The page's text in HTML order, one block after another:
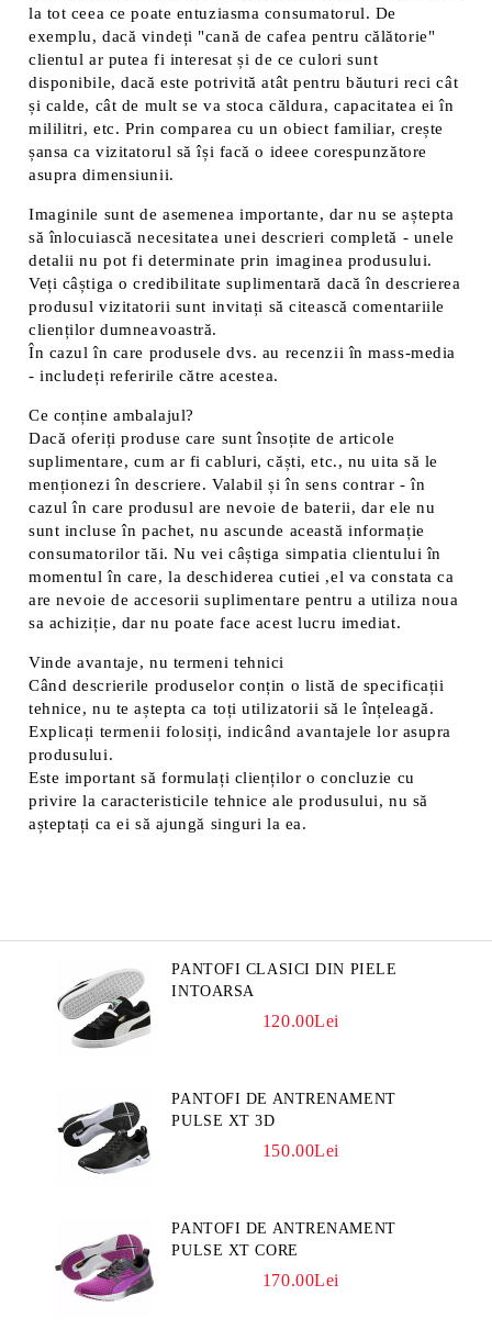
la tot ceea ce poate entuziasma consumatorul. De
exemplu, dacă vindeți "cană de cafea pentru călătorie"
clientul ar putea fi interesat și de ce culori sunt
disponibile, dacă este potrivită atât pentru băuturi reci cât
și calde, cât de mult se va stoca căldura, capacitatea ei în
mililitri, etc. Prin comparea cu un obiect familiar, crește
șansa ca vizitatorul să își facă o ideee corespunzătore
asupra dimensiunii.
Imaginile sunt de asemenea importante, dar nu se aștepta
să înlocuiască necesitatea unei descrieri completă - unele
detalii nu pot fi determinate prin imaginea produsului.
Veți câștiga o credibilitate suplimentară dacă în descrierea
produsul vizitatorii sunt invitați să citească comentariile
clienților dumneavoastră.
În cazul în care produsele dvs. au recenzii în mass-media
- includeți referirile către acestea.
Ce conține ambalajul?
Dacă oferiți produse care sunt însoțite de articole
suplimentare, cum ar fi cabluri, căști, etc., nu uita să le
menționezi în descriere. Valabil și în sens contrar - în
cazul în care produsul are nevoie de baterii, dar ele nu
sunt incluse în pachet, nu ascunde această informație
consumatorilor tăi. Nu vei câștiga simpatia clientului în
momentul în care, la deschiderea cutiei ,el va constata ca
are nevoie de accesorii suplimentare pentru a utiliza noua
sa achiziție, dar nu poate face acest lucru imediat.
Vinde avantaje, nu termeni tehnici
Când descrierile produselor conțin o listă de specificații
tehnice, nu te aștepta ca toți utilizatorii să le înțeleagă.
Explicați termenii folosiți, indicând avantajele lor asupra
produsului.
Este important să formulați clienților o concluzie cu
privire la caracteristicile tehnice ale produsului, nu să
așteptați ca ei să ajungă singuri la ea.
PANTOFI CLASICI DIN PIELE
INTOARSA
120.00Lei
PANTOFI DE ANTRENAMENT
PULSE XT 3D
150.00Lei
PANTOFI DE ANTRENAMENT
PULSE XT CORE
170.00Lei